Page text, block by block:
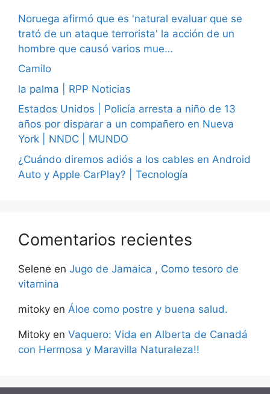
Noruega afirmó que es 'natural evaluar que se
trató de un ataque terrorista' la acción de un
hombre que causó varios mue…
Camilo
la palma | RPP Noticias
Estados Unidos | Policía arresta a niño de 13
años por disparar a un compañero en Nueva
York | NNDC | MUNDO
¿Cuándo diremos adiós a los cables en Android
Auto y Apple CarPlay? | Tecnología
Comentarios recientes
Selene en Jugo de Jamaica , Como tesoro de
vitamina
mitoky en Áloe como postre y buena salud.
Mitoky en Vaquero: Vida en Alberta de Canadá
con Hermosa y Maravilla Naturaleza!!